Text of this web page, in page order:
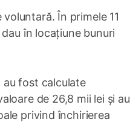
În primele 11
în locațiune bunuri
fost calculate
de 26,8 mii lei și au
privind închirierea